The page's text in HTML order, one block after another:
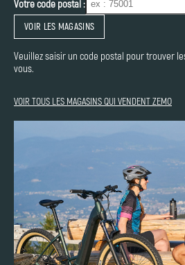
Votre code postal :
VOIR LES MAGASINS
Veuillez saisir un code postal pour trouver
vous.
VOIR TOUS LES MAGASINS QUI VENDENT ZEMO